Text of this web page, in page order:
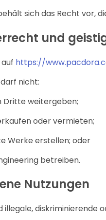
behält sich das Recht vor,
und
https://
nicht:
Dritte weitergeben;
oder vermieten;
Werke erstellen; oder
betreiben.
Nutzungen
illegale, diskriminierende